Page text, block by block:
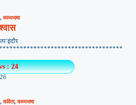
,काव्यभाषा
: 24
,कविता,काव्यभाषा